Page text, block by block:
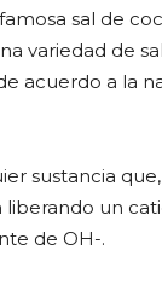
sal de
variedad de
acuerdo a la
sustancia
liberando un
de OH-.